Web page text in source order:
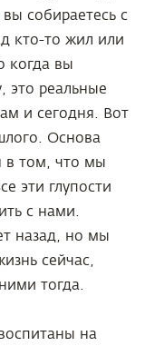
собираетесь с
кто-то жил или
когда вы
это реальные
и сегодня. Вот
Основа
в том, что мы
эти глупости
с нами.
назад, но мы
сейчас,
тогда.
на